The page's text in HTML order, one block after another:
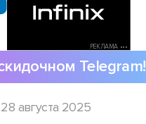
РЕКЛАМА •••
Telegram!
августа 2025